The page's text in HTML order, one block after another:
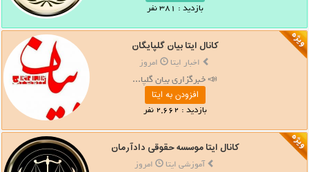
بازدید : 381 نفر
کانال ایتا بیان گلپایگان
اخبار ایتا امروز
📣 خبرگزاری بیان گلپا...
افزودن به ایتا
بازدید : 2,662 نفر
کانال ایتا موسسه حقوقی دادآرمان
آموزشی ایتا امروز